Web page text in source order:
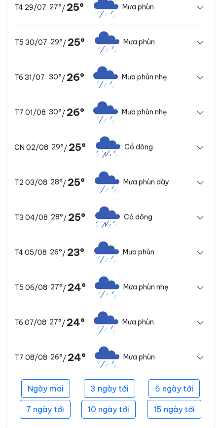
T4 29/07 27°/ 25° Mưa phùn
T5 30/07 29°/ 25° Mưa phùn
T6 31/07 30°/ 26° Mưa phùn nhẹ
T7 01/08 30°/ 26° Mưa phùn nhẹ
CN 02/08 29°/ 25° Có dông
T2 03/08 28°/ 25° Mưa phùn dày
T3 04/08 28°/ 25° Có dông
T4 05/08 26°/ 23° Mưa phùn
T5 06/08 27°/ 24° Mưa phùn nhẹ
T6 07/08 27°/ 24° Mưa phùn
T7 08/08 26°/ 24° Mưa phùn
Ngày mai 3 ngày tới 5 ngày tới
7 ngày tới 10 ngày tới 15 ngày tới